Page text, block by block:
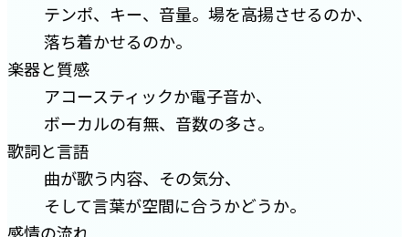
テンポ、キー、音量。場を高揚させるのか、
落ち着かせるのか。
楽器と質感
アコースティックか電子音か、
ボーカルの有無、音数の多さ。
歌詞と言語
曲が歌う内容、その気分、
そして言葉が空間に合うかどうか。